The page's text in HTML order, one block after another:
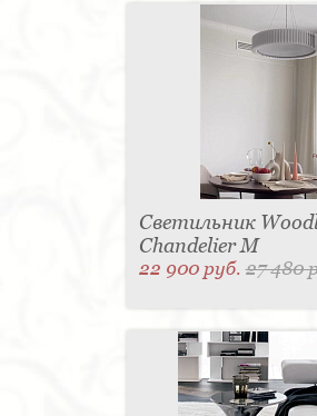
Светильник
Chandelier M
22 900 руб.27 480